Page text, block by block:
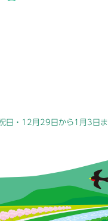
日・12月29日から1月3日ま